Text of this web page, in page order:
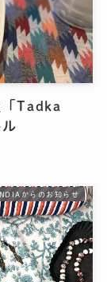
「Tadka
からのお知らせ